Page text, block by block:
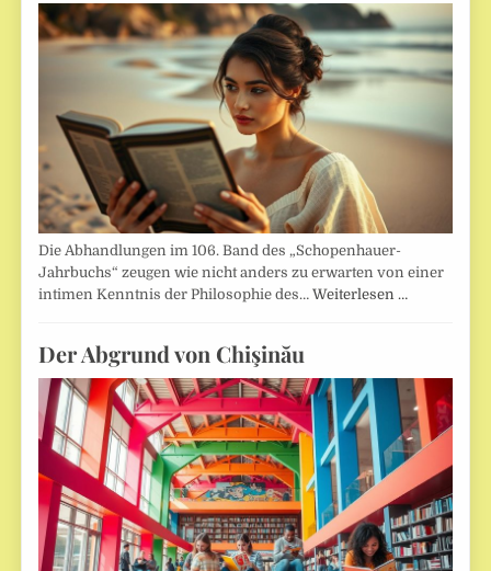
Die Abhandlungen im 106. Band des „Schopenhauer-
Jahrbuchs“ zeugen wie nicht anders zu erwarten von einer
intimen Kenntnis der Philosophie des…Weiterlesen …
Der Abgrund von Chişinău